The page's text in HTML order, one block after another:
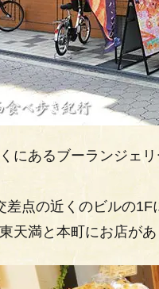
にあるブーランジェ
差点の近くのビルの
天満と本町にお店があ